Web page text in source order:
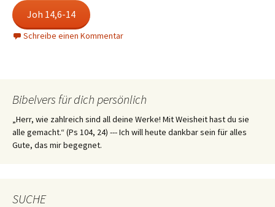
Joh 14,6-14
Schreibe einen Kommentar
Bibelvers für dich persönlich
„Herr, wie zahlreich sind all deine Werke! Mit Weisheit hast du sie
alle gemacht.“ (Ps 104, 24) --- Ich will heute dankbar sein für alles
Gute, das mir begegnet.
SUCHE